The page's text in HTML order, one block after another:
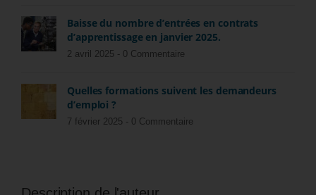
Baisse du nombre d’entrées en contrats
d’apprentissage en janvier 2025.
2 avril 2025 - 0 Commentaire
Quelles formations suivent les demandeurs
d’emploi ?
7 février 2025 - 0 Commentaire